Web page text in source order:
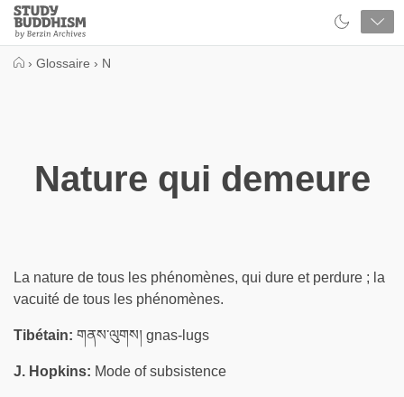
Close
Study
Buddhism
› Glossaire › N
Nature qui demeure
La nature de tous les phénomènes, qui dure et perdure ; la
vacuité de tous les phénomènes.
Tibétain: གནས་ལུགས། gnas-lugs
J. Hopkins: Mode of subsistence